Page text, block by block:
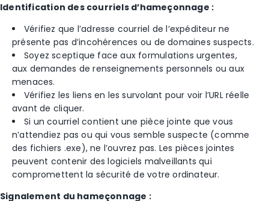
Identification des courriels d’hameçonnage :
Vérifiez que l’adresse courriel de l’expéditeur ne
présente pas d’incohérences ou de domaines suspects.
Soyez sceptique face aux formulations urgentes,
aux demandes de renseignements personnels ou aux
menaces.
Vérifiez les liens en les survolant pour voir l’URL réelle
avant de cliquer.
Si un courriel contient une pièce jointe que vous
n’attendiez pas ou qui vous semble suspecte (comme
des fichiers .exe), ne l’ouvrez pas. Les pièces jointes
peuvent contenir des logiciels malveillants qui
compromettent la sécurité de votre ordinateur.
Signalement du hameçonnage :